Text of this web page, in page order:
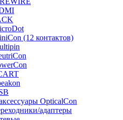
(12 контактов)
OpticalCon
адаптеры